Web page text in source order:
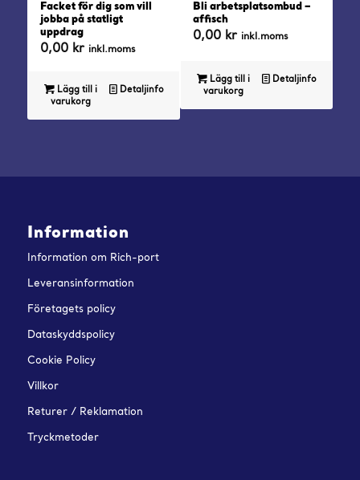
Facket för dig som vill
jobba på statligt
uppdrag
0,00 kr inkl.moms
Lägg till i
varukorg
Detaljinfo
Bli arbetsplatsombud –
affisch
0,00 kr inkl.moms
Lägg till i
varukorg
Detaljinfo
Information
Information om Rich-port
Leveransinformation
Företagets policy
Dataskyddspolicy
Cookie Policy
Villkor
Returer / Reklamation
Tryckmetoder